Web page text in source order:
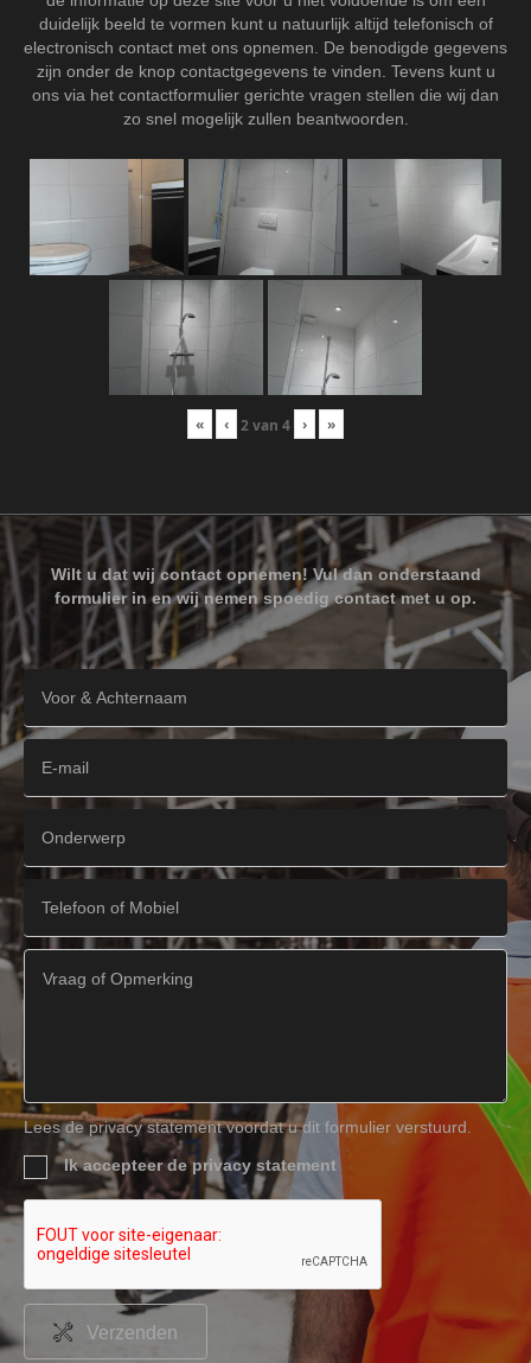
duidelijk beeld te vormen kunt u natuurlijk altijd telefonisch of
electronisch contact met ons opnemen. De benodigde gegevens
zijn onder de knop contactgegevens te vinden. Tevens kunt u
ons via het contactformulier gerichte vragen stellen die wij dan
zo snel mogelijk zullen beantwoorden.
« ‹ 2van 4 › »
Wilt u dat wij contact opnemen! Vul dan onderstaand
formulier in en wij nemen spoedig contact met u op.
Lees de privacy statement voordat u dit formulier verstuurd.
Ik accepteer de privacy statement
Verzenden